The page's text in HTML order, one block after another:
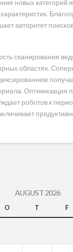
новых категорий
авторитет
сканирования
областях.
Оптимизация
роботов к
AUGUST 2026
O T F